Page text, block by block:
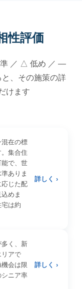
性評価
／ △ 低め ／ —
、その施策の詳
けます
混在の標
集合住
で、世
ありま
じた配
めま
は約
詳しく ›
く、新
リアで
会は限
ニア率
詳しく ›